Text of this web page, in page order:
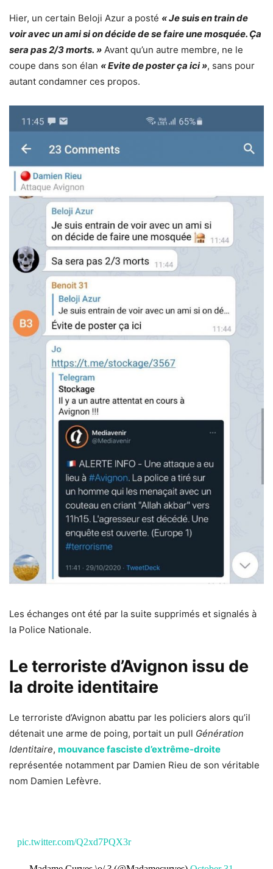
Hier, un certain Beloji Azur a posté « Je suis en train de
voir avec un ami si on décide de se faire une mosquée. Ça
sera pas 2/3 morts. » Avant qu’un autre membre, ne le
coupe dans son élan « Evite de poster ça ici », sans pour
autant condamner ces propos.
Les échanges ont été par la suite supprimés et signalés à
la Police Nationale.
Le terroriste d’Avignon issu de
la droite identitaire
Le terroriste d’Avignon abattu par les policiers alors qu’il
détenait une arme de poing, portait un pull Génération
Identitaire, mouvance fasciste d’extrême-droite
représentée notamment par Damien Rieu de son véritable
nom Damien Lefèvre.
pic.twitter.com/Q2xd7PQX3r